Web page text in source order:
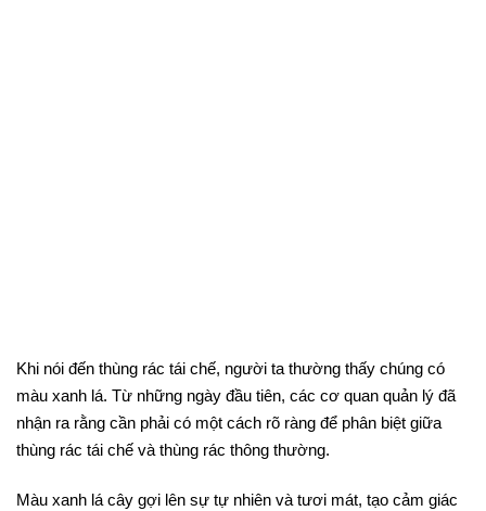
Khi nói đến thùng rác tái chế, người ta thường thấy chúng có
màu xanh lá. Từ những ngày đầu tiên, các cơ quan quản lý đã
nhận ra rằng cần phải có một cách rõ ràng để phân biệt giữa
thùng rác tái chế và thùng rác thông thường.
Màu xanh lá cây gợi lên sự tự nhiên và tươi mát, tạo cảm giác